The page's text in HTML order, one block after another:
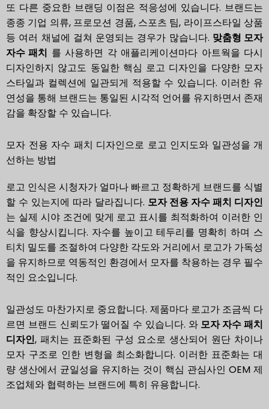
또 다른 중요한 브랜딩 이점은 적응성에 있습니다. 브랜드는
종종 기업 의류, 프로모션 경품, 스포츠 팀, 라이프스타일 상품
등 여러 채널에 걸쳐 운영되는 경우가 많습니다. 맞춤형 모자
자수 패치 를 사용하면 각 애플리케이션마다 아트웍을 다시
디자인하지 않고도 동일한 핵심 로고 디자인을 다양한 모자
스타일과 컬렉션에 일관되게 적용할 수 있습니다. 이러한 유
연성을 통해 브랜드는 통일된 시각적 언어를 유지하면서 존재
감을 확장할 수 있습니다.
모자 전용 자수 패치 디자인으로 로고 인지도와 일관성을 개
선하는 방법
로고 인식은 시청자가 얼마나 빠르고 정확하게 브랜드를 식별
할 수 있는지에 따라 달라집니다. 모자 전용 자수 패치 디자인
는 실제 시야 조건에 맞게 로고 표시를 최적화하여 이러한 인
식을 향상시킵니다. 자수를 높이고 테두리를 명확히 하며 스
티치 밀도를 조절하여 다양한 각도와 거리에서 로고가 가독성
을 유지하므로 역동적인 환경에서 모자를 착용하는 경우 필수
적인 요소입니다.
일관성도 마찬가지로 중요합니다. 제품마다 로고가 조금씩 다
르면 브랜드 신뢰도가 떨어질 수 있습니다. 와 모자 자수 패치
디자인, 패치는 표준화된 구성 요소로 생산되어 원단 차이나
모자 구조로 인한 변형을 최소화합니다. 이러한 표준화는 대
량 생산에서 균일성을 유지하는 것이 핵심 관심사인 OEM 제
조업체와 협력하는 브랜드에 특히 유용합니다.